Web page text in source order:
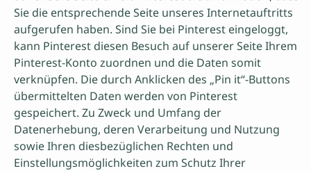
Sie die entsprechende Seite unseres Internetauftritts
aufgerufen haben. Sind Sie bei Pinterest eingeloggt,
kann Pinterest diesen Besuch auf unserer Seite Ihrem
Pinterest-Konto zuordnen und die Daten somit
verknüpfen. Die durch Anklicken des „Pin it“-Buttons
übermittelten Daten werden von Pinterest
gespeichert. Zu Zweck und Umfang der
Datenerhebung, deren Verarbeitung und Nutzung
sowie Ihren diesbezüglichen Rechten und
Einstellungsmöglichkeiten zum Schutz Ihrer